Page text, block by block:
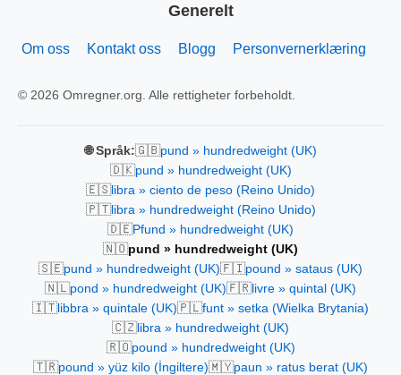
Generelt
Om oss Kontakt oss Blogg Personvernerklæring
© 2026 Omregner.org. Alle rettigheter forbeholdt.
🌐 Språk:🇬🇧pund » hundredweight (UK)
🇩🇰pund » hundredweight (UK)
🇪🇸libra » ciento de peso (Reino Unido)
🇵🇹libra » hundredweight (Reino Unido)
🇩🇪Pfund » hundredweight (UK)
🇳🇴pund » hundredweight (UK)
🇸🇪pund » hundredweight (UK)🇫🇮pound » sataus (UK)
🇳🇱pond » hundredweight (UK)🇫🇷livre » quintal (UK)
🇮🇹libbra » quintale (UK)🇵🇱funt » setka (Wielka Brytania)
🇨🇿libra » hundredweight (UK)
🇷🇴pound » hundredweight (UK)
🇹🇷pound » yüz kilo (İngiltere)🇲🇾paun » ratus berat (UK)